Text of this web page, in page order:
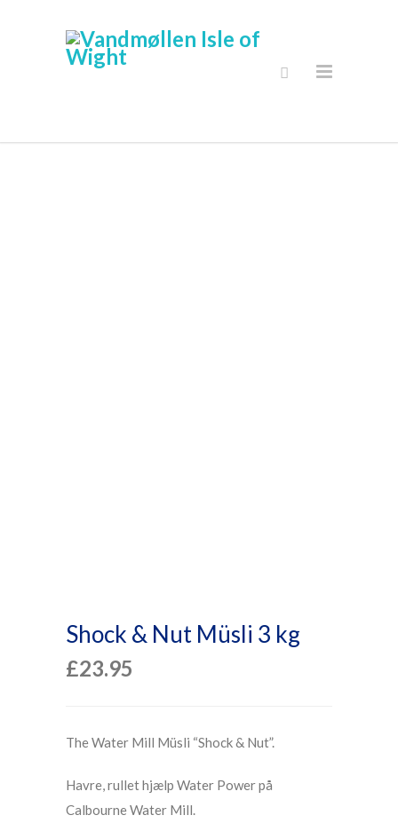
Shock & Nut Müsli 3 kg
£23.95
The Water Mill Müsli “Shock & Nut”.
Havre, rullet hjælp Water Power på
Calbourne Water Mill.